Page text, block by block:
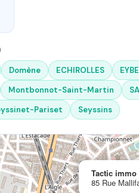
Domène ECHIROLLES
Montbonnot-Saint-Martin
Pariset Seyssins
Tactic immo
85 Rue